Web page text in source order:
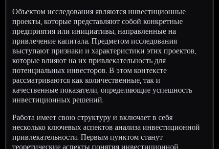
Объектом исследования являются инвестиционные
проекты, которые представляют собой конкретные
предприятия или инициативы, направленные на
привлечение капитала. Предметом исследования
выступают признаки и характеристики этих проектов,
которые влияют на их привлекательность для
потенциальных инвесторов. В этом контексте
рассматриваются как количественные, так и
качественные показатели, определяющие успешность
инвестиционных решений.
Работа имеет свою структуру и включает в себя
несколько ключевых аспектов анализа инвестиционной
привлекательности. Первым пунктом станут
теоретические аспекты понятия инвестиционной